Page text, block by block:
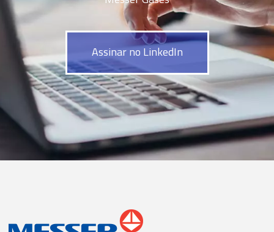
Assinar no LinkedIn